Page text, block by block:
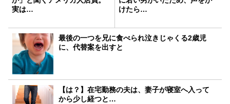
実は…
けたら…
最後の一つを兄に食べられ泣きじゃくる2歳児
に、代替案を出すと
【は？】在宅勤務の夫は、妻子が寝室へ入って
から少し経つと…